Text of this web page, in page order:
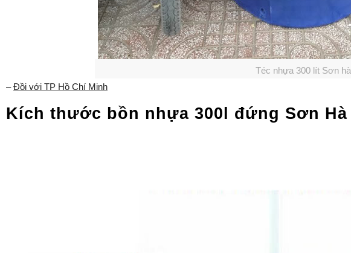
Téc nhựa 300 lít Sơn hà
–Đồi với TP Hồ Chí Minh
Kích thước bồn nhựa 300l đứng Sơn Hà